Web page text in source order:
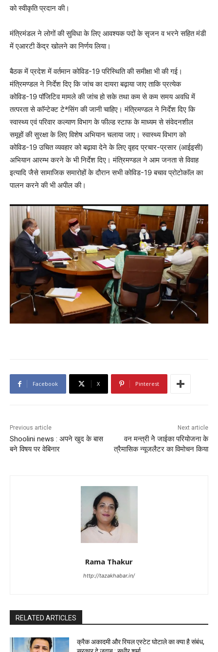
को स्वीकृति प्रदान की।
मंत्रिमंडल ने लोगों की सुविधा के लिए आवश्यक पदों के सृजन व भरने सहित मंडी
में एआरटी केंद्र खोलने का निर्णय लिया।
बैठक में प्रदेश में वर्तमान कोविड-19 परिस्थिति की समीक्षा भी की गई।
मंत्रिमण्डल ने निर्देश दिए कि जांच का दायरा बढ़ाया जाए ताकि प्रत्येक
कोविड-19 पाॅजिटिव मामले की जांच हो सके तथा कम से कम समय अवधि में
तत्परता से काॅन्टेक्ट टेªसिंग की जानी चाहिए। मंत्रिमण्डल ने निर्देश दिए कि
स्वास्थ्य एवं परिवार कल्याण विभाग के फील्ड स्टाफ के माध्यम से संवेदनशील
समूहों की सुरक्षा के लिए विशेष अभियान चलाया जाए। स्वास्थ्य विभाग को
कोविड-19 उचित व्यवहार को बढ़ावा देने के लिए वृहद प्रचार-प्रसार (आईइसी)
अभियान आरम्भ करने के भी निर्देश दिए। मंत्रिमण्डल ने आम जनता से विवाह
इत्यादि जैसे सामाजिक समारोहों के दौरान सभी कोविड-19 बचाव प्रोटोकाॅल का
पालन करने की भी अपील की।
Facebook X Pinterest
Previous article
Shoolini news : अपने खुद के बास
बने विषय पर वेबिनार
Next article
वन मन्त्री नेे जाईका परियोजना के
त्रैमासिक न्यूजलैटर का विमोचन किया
Rama Thakur
http://tazakhabar.in/
RELATED ARTICLES
क्रैक अकादमी और रियल एस्टेट घोटाले का क्या है संबंध,